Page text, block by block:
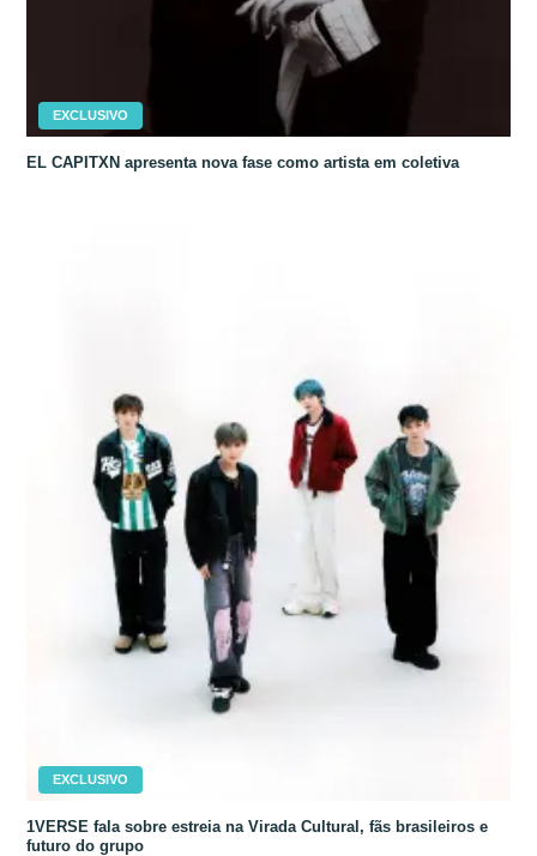
EXCLUSIVO
EL CAPITXN apresenta nova fase como artista em coletiva
EXCLUSIVO
1VERSE fala sobre estreia na Virada Cultural, fãs brasileiros e
futuro do grupo